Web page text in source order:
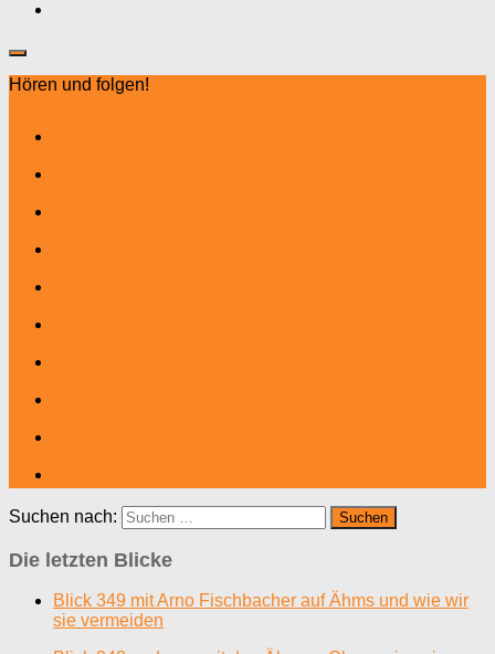
Hören und folgen!
Suchen nach:
Die letzten Blicke
Blick 349 mit Arno Fischbacher auf Ähms und wie wir
sie vermeiden